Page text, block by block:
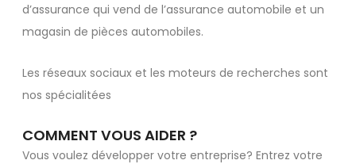
d’assurance qui vend de l’assurance automobile et un
magasin de pièces automobiles.
Les réseaux sociaux et les moteurs de recherches sont
nos spécialitées
COMMENT VOUS AIDER ?
Vous voulez développer votre entreprise? Entrez votre